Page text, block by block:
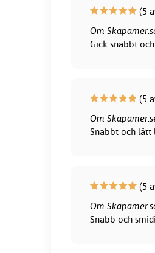
(5
Om
Gick snabbt
(5
Om
Snabbt och lätt
(5
Om
Snabb och